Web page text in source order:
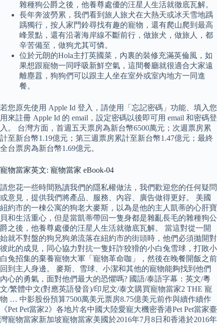
雜種狗公爵之後，他養尊處優的汪星人生活就徹底瓦解。
長年奔波勞累，我們看到旅人旅犬在大熱天或冰天雪地踽
踽獨行，按人家門鈴尋找有趣的寵物，還有爬山爬到最高
峰景點，還有沿著海岸線不斷前行，做旅犬，做旅人，都
辛苦備至，做狗尤其可憐。
位於元朗的Hola主打英國菜，內裏的裝修充滿英倫風，如
果想跟寵物一同呼吸新鮮空氣，這間餐廳就很適合大家遠
離塵囂，狗狗們可以跟主人坐在室外或室內地方一同進
餐。
若您原先使用 Apple Id 登入，請使用「忘記密碼」功能、填入您
用來註冊 Apple Id 的 email，設定密碼以後即可用 email 和密碼登
入。 台灣方面，首週五天票房為新台幣6500萬元；次週票房累
計至新台幣1.19億元；第三週票房累計至新台幣1.47億元；最終
全台票房為新台幣1.69億元。
寵物當家英文: 寵物當家 eBook-04
請您花一些時間熟讀我們的隱私權做法，我們歡迎您的任何疑問
或意見，提供我們將產品、服務、內容、廣告做得更好。 美國
紐約市的一棟公寓的狗老大麥斯，以為是他的主人凱蒂的心肝寶
貝和生活重心，但是當凱蒂帶回一隻身都是雜亂長毛的雜種狗公
爵之後，他養尊處優的汪星人生活就徹底瓦解。 當這對從一開
始就不對盤的狗兄狗弟流落在紐約市的街頭時，他們必須拋開對
彼此的成見，同心協力對抗一隻奸詐狡猾的小白兔雪球，打敗小
白兔招集的棄養寵物大軍「寵物革命咖」，然後在晚餐開飯之前
回到主人身邊。 麥斯、雪球、小潔和其他的寵物能夠找到他們
內心的勇氣，面對他們最大的恐懼嗎? 國語/泰語字幕：英文/粵
文/繁體中文(對應英語發音)/印尼文/泰文購買寵物當家2 THE 寵
物 … 中影股份預算7500萬美元票房8.75億美元前作與續作續作
《Pet Pet當家2》各地片名中國大陸愛寵大機密香港Pet Pet當家臺
灣寵物當家新加坡寵物當家美國於2016年7月8日和香港於2016年